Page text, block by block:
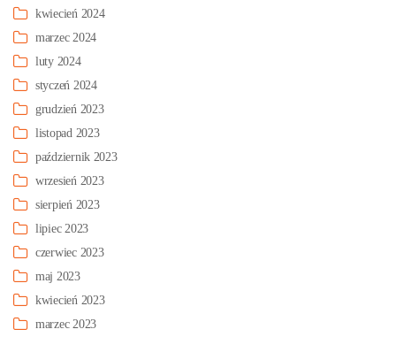
kwiecień 2024
marzec 2024
luty 2024
styczeń 2024
grudzień 2023
listopad 2023
październik 2023
wrzesień 2023
sierpień 2023
lipiec 2023
czerwiec 2023
maj 2023
kwiecień 2023
marzec 2023